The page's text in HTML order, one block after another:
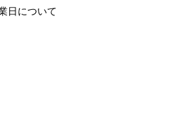
日について